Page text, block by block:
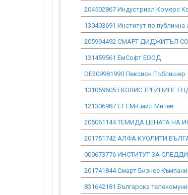
204502867 Индустриал Комерс
130403691 Институт по
205994492 СМАРТ ДИДЖИТЪЛ
131459561 ЕмСофт ЕООД
DE209981990 Лексион Пъблишер
131059605 ЕКОВИС ТРЕЙНИНГ
121306987 ЕТ ЕМ-Емил Митев
205061144 ТЕМИДА ЦЕНАТА НА
201751742 АЛФА КУОЛИТИ
000673776 ИНСТИТУТ ЗА
201741844 Смарт Бизнес
831642181 Българска